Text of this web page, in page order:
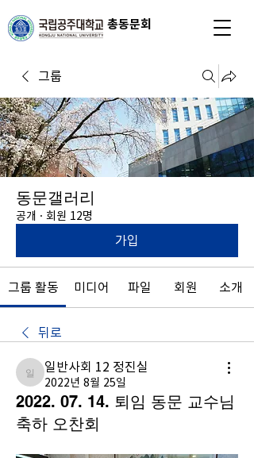
총동문회
그룹
동문갤러리
공개 · 회원 12명
가입
그룹 활동 미디어 파일 회원 소개
뒤로
일반사회 12 정진실
일반사회 12 정진실
2022년 8월 25일
2022. 07. 14. 퇴임 동문 교수님
축하 오찬회